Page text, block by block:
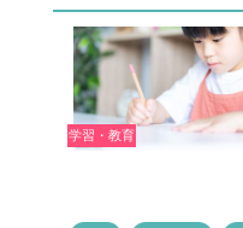
学習・教育